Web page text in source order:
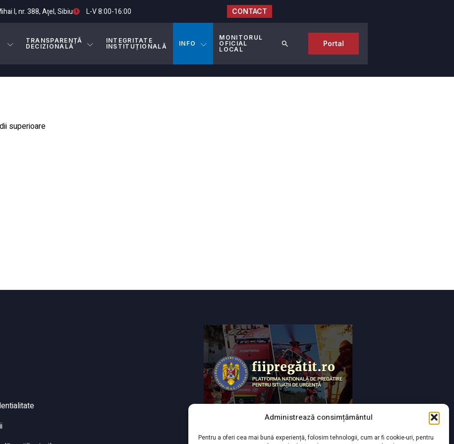
Administrează consimțământul
Pentru a oferi cea mai bună experiență, folosim tehnologii, cum ar fi cookie-uri, pentru
I, nr. 388, Aţel, Sibiu L-V 8:00-16:00 CONTACT
TRANSPARENȚĂ
DECIZIONALĂ
INTEGRITATE
INSTITUȚIONALĂ
INFO
MONITORUL
OFICIAL
LOCAL
Portal
superioare